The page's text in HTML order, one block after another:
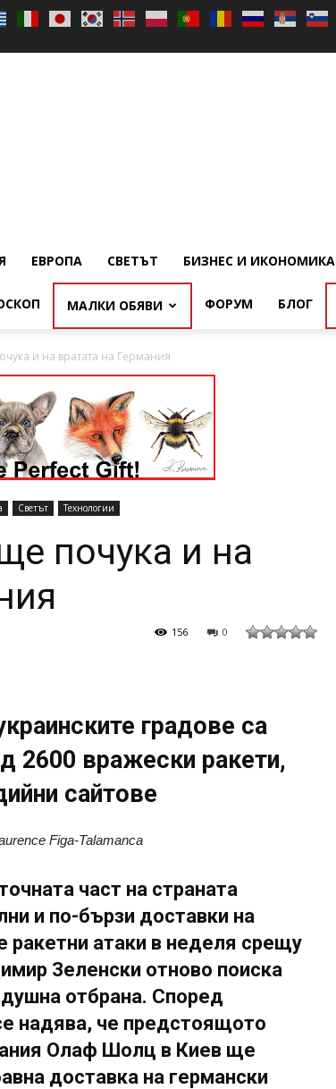
ЕВРОПА СВЕТЪТ БИЗНЕС И ИКОНОМИКА
МАЛКИ ОБЯВИ ФОРУМ БЛОГ
и на вратата на Германия
Светът Технологии
почука и на
0
156
градове са
2600 вражески ракети,
сайтове
Figa-Talamanca
част на страната
и по-бързи доставки на
атаки в неделя срещу
Зеленски отново поиска
отбрана. Според
надява, че предстоящото
Олаф Шолц в Киев ще
доставка на германски